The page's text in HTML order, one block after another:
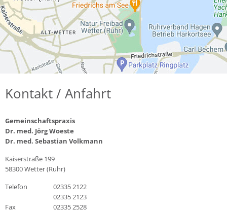
Kontakt / Anfahrt
Gemeinschaftspraxis
Dr. med. Jörg Woeste
Dr. med. Sebastian Volkmann
Kaiserstraße 199
58300 Wetter (Ruhr)
Telefon
02335 2122
02335 2123
Fax
02335 2528